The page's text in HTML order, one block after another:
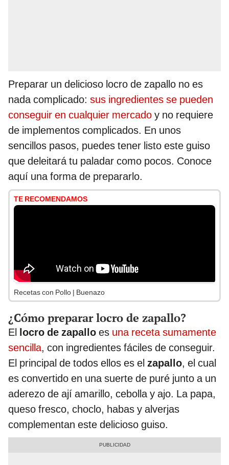
Preparar un delicioso locro de zapallo no es
nada complicado: sus ingredientes se pueden
conseguir en cualquier mercado y no requiere
de implementos complicados. En unos
sencillos pasos, puedes tener listo este guiso
que deleitará tu paladar como pocos. Conoce
aquí una forma de prepararlo.
TE RECOMENDAMOS
Recetas con Pollo | Buenazo
¿Cómo preparar locro de zapallo?
El locro de zapallo es una receta sumamente
sencilla, con ingredientes fáciles de conseguir.
El principal de todos ellos es el zapallo, el cual
es convertido en una suerte de puré junto a un
aderezo de ají amarillo, cebolla y ajo. La papa,
queso fresco, choclo, habas y alverjas
complementan este delicioso guiso.